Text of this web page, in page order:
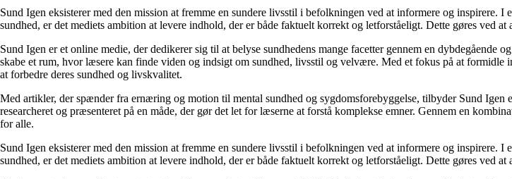
Sund Igen eksisterer med den mission at fremme en sundere livsstil i befolkningen ved at informere og
sundhed, er det mediets ambition at levere indhold, der er både faktuelt korrekt og letforståeligt. Dette gøres ved
Sund Igen er et online medie, der dedikerer sig til at belyse sundhedens mange facetter gennem en
skabe et rum, hvor læsere kan finde viden og indsigt om sundhed, livsstil og velvære. Med et fokus på at
at forbedre deres sundhed og livskvalitet.
Med artikler, der spænder fra ernæring og motion til mental sundhed og sygdomsforebyggelse, tilbyder Sund
researcheret og præsenteret på en måde, der gør det let for læserne at forstå komplekse emner. Gennem en
for alle.
Sund Igen eksisterer med den mission at fremme en sundere livsstil i befolkningen ved at informere og
sundhed, er det mediets ambition at levere indhold, der er både faktuelt korrekt og letforståeligt. Dette gøres ved